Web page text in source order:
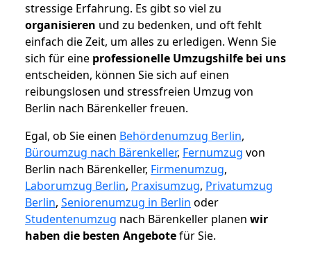
stressige Erfahrung. Es gibt so viel zu
organisieren und zu bedenken, und oft fehlt
einfach die Zeit, um alles zu erledigen. Wenn Sie
sich für eine professionelle Umzugshilfe bei uns
entscheiden, können Sie sich auf einen
reibungslosen und stressfreien Umzug von
Berlin nach Bärenkeller freuen.
Egal, ob Sie einen Behördenumzug Berlin,
Büroumzug nach Bärenkeller, Fernumzug von
Berlin nach Bärenkeller, Firmenumzug,
Laborumzug Berlin, Praxisumzug, Privatumzug
Berlin, Seniorenumzug in Berlin oder
Studentenumzug nach Bärenkeller planen wir
haben die besten Angebotefür Sie.